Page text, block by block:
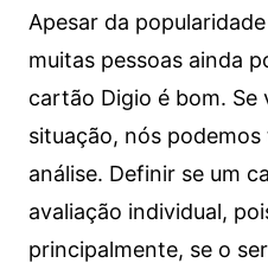
Apesar da
muitas pessoas ainda
cartão Digio é bom. Se
situação, nós podemos
análise. Definir se um
avaliação individual,
principalmente, se o